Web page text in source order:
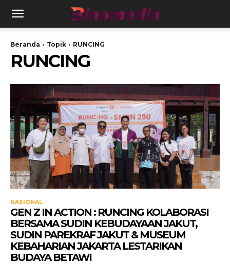
Beranda Topik RUNCING
RUNCING
NASIONAL
GEN Z IN ACTION : RUNCING KOLABORASI
BERSAMA SUDIN KEBUDAYAAN JAKUT,
SUDIN PAREKRAF JAKUT & MUSEUM
KEBAHARIAN JAKARTA LESTARIKAN
BUDAYA BETAWI